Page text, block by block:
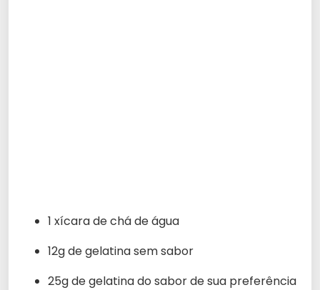
1 xícara de chá de água
12g de gelatina sem sabor
25g de gelatina do sabor de sua preferência